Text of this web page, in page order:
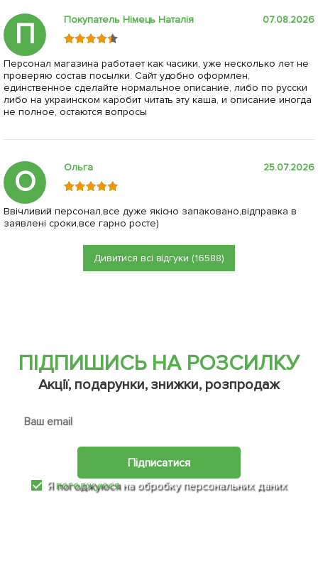
П Покупатель Німець Наталія 07.08.2026
Персонал магазина работает как часики, уже несколько лет не
проверяю состав посылки. Сайт удобно оформлен,
единственное сделайте нормальное описание, либо по русски
либо на украинском каробит читать эту каша, и описание иногда
не полное, остаются вопросы
О Ольга 25.07.2026
Ввічливий персонал,все дуже якісно запаковано,відправка в
заявлені сроки,все гарно росте)
Дивитися всі відгуки (16588)
ПІДПИШИСЬ НА РОЗСИЛКУ
Акції, подарунки, знижки, розпродаж
Підписатися
Япогоджуюсяна обробку персональних даних